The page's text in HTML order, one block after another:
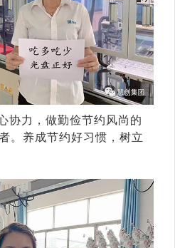
协力，做勤俭节约风尚的
。养成节约好习惯，树立